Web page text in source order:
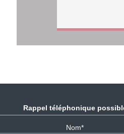
Rappel téléphonique
Champ
Nom*